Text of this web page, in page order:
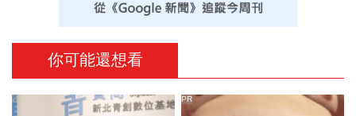
你可能還想看
PR